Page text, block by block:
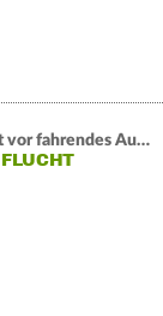
BaWü: Mann springt vor fahrendes Auto und schießt